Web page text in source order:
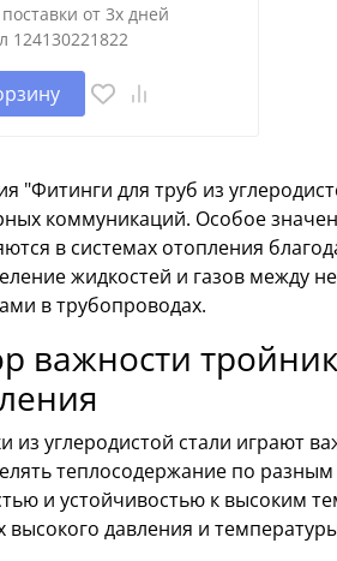
от 3х дней
124130221822
"Фитинги для труб из
коммуникаций. Особое
в системах отопления
жидкостей и газов между
в трубопроводах.
важности
из углеродистой стали играют
теплосодержание по
и устойчивостью к высоким
высокого давления и